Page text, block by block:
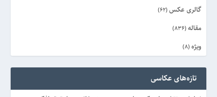
گالری عکس (62)
مقاله (836)
ویژه (8)
تازه‌های عکاسی